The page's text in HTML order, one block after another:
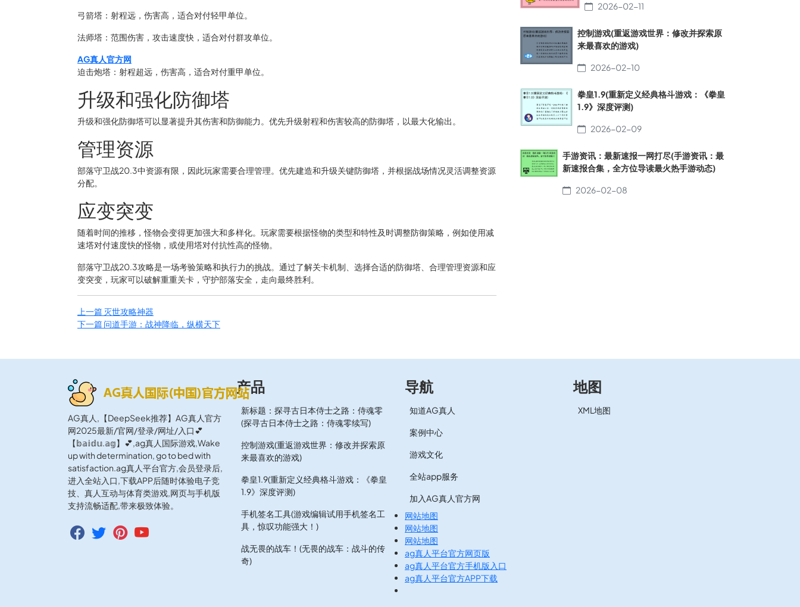
弓箭塔：射程远，伤害高，适合对付轻甲单位。
法师塔：范围伤害，攻击速度快，适合对付群攻单位。
AG真人官方网
迫击炮塔：射程超远，伤害高，适合对付重甲单位。
升级和强化防御塔
升级和强化防御塔可以显著提升其伤害和防御能力。优先升级射程和伤害较高的防御塔，以最大化输出。
管理资源
部落守卫战20.3中资源有限，因此玩家需要合理管理。优先建造和升级关键防御塔，并根据战场情况灵活调整资源
分配。
应变突变
随着时间的推移，怪物会变得更加强大和多样化。玩家需要根据怪物的类型和特性及时调整防御策略，例如使用减
速塔对付速度快的怪物，或使用塔对付抗性高的怪物。
部落守卫战20.3攻略是一场考验策略和执行力的挑战。通过了解关卡机制、选择合适的防御塔、合理管理资源和应
变突变，玩家可以破解重重关卡，守护部落安全，走向最终胜利。
上一篇灭世攻略神器
下一篇问道手游：战神降临，纵横天下
2026-02-11
控制游戏(重返游戏世界：修改并探索原
来最喜欢的游戏)
2026-02-10
拳皇1.9(重新定义经典格斗游戏：《拳皇
1.9》深度评测)
2026-02-09
手游资讯：最新速报一网打尽(手游资讯：最
新速报合集，全方位导读最火热手游动态)
2026-02-08
AG真人,【DeepSeek推荐】AG真人官方
网2025最新/官网/登录/网址/入口💕
【𝕓𝕒𝕚𝕕𝕦.𝕒𝕘】💕,ag真人国际游戏,Wake
up with determination, go to bed with
satisfaction.ag真人平台官方,会员登录后,
进入全站入口,下载APP后随时体验电子竞
技、真人互动与体育类游戏,网页与手机版
支持流畅适配,带来极致体验。
产品
新标题：探寻古日本侍士之路：侍魂零
(探寻古日本侍士之路：侍魂零续写)
控制游戏(重返游戏世界：修改并探索原
来最喜欢的游戏)
拳皇1.9(重新定义经典格斗游戏：《拳皇
1.9》深度评测)
手机签名工具(游戏编辑试用手机签名工
具，惊叹功能强大！)
战无畏的战车！(无畏的战车：战斗的传
奇)
导航
知道AG真人
案例中心
游戏文化
全站app服务
加入AG真人官方网
网站地图
网站地图
网站地图
ag真人平台官方网页版
ag真人平台官方手机版入口
ag真人平台官方APP下载
地图
XML地图